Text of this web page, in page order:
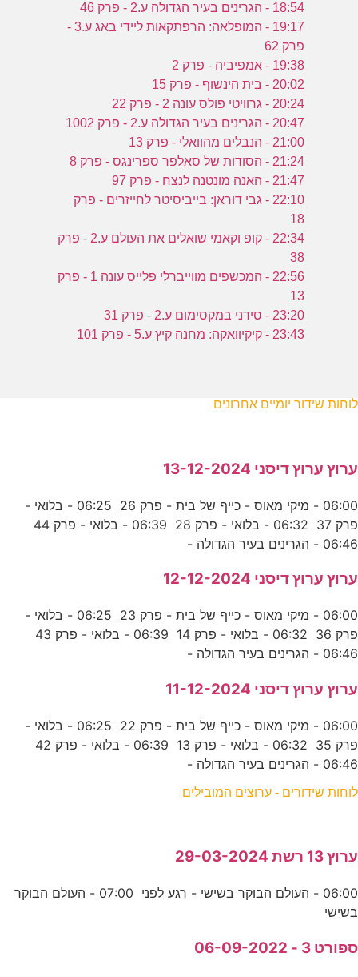
18:54 - הגרינים בעיר הגדולה ע.2 - פרק 46
19:17 - המופלאה: הרפתקאות ליידי באג ע.3 -
פרק 62
19:38 - אמפיביה - פרק 2
20:02 - בית הינשוף - פרק 15
20:24 - גרוויטי פולס עונה 2 - פרק 22
20:47 - הגרינים בעיר הגדולה ע.2 - פרק 1002
21:00 - הנבלים מהוואלי - פרק 13
21:24 - הסודות של סאלפר ספרינגס - פרק 8
21:47 - האנה מונטנה לנצח - פרק 97
22:10 - גבי דוראן: בייביסיטר לחייזרים - פרק
18
22:34 - קופ וקאמי שואלים את העולם ע.2 - פרק
38
22:56 - המכשפים מווייברלי פלייס עונה 1 - פרק
13
23:20 - סידני במקסימום ע.2 - פרק 31
23:43 - קיקיוואקה: מחנה קיץ ע.5 - פרק 101
לוחות שידור יומיים אחרונים
ערוץ ערוץ דיסני 13-12-2024
06:00 - מיקי מאוס - כייף של בית - פרק 26 06:25 - בלואי -
06:46 - הגרינים בעיר הגדולה -
ערוץ ערוץ דיסני 12-12-2024
06:00 - מיקי מאוס - כייף של בית - פרק 23 06:25 - בלואי -
06:46 - הגרינים בעיר הגדולה -
ערוץ ערוץ דיסני 11-12-2024
06:00 - מיקי מאוס - כייף של בית - פרק 22 06:25 - בלואי -
06:46 - הגרינים בעיר הגדולה -
לוחות שידורים - ערוצים המובילים
ערוץ 13 רשת 29-03-2024
06:00 - העולם הבוקר בשישי - רגע לפני 07:00 - העולם הבוקר
בשישי
ספורט 3 - 06-09-2022